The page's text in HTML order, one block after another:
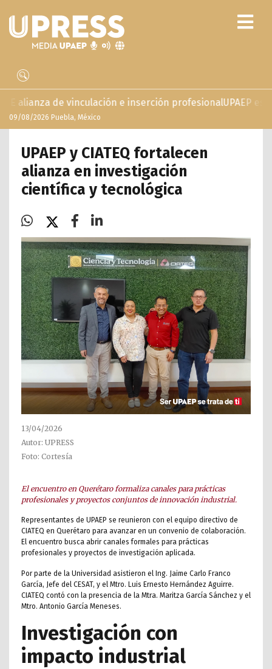
vinculación e inserción profesionalUPAEP estrena ‘Volar’,
09/08/2026 Puebla, México
UPAEP y CIATEQ fortalecen
alianza en investigación
científica y tecnológica
13/04/2026
Autor: UPRESS
Foto: Cortesía
El encuentro en Querétaro formaliza canales para prácticas
profesionales y proyectos conjuntos de innovación industrial.
Representantes de UPAEP se reunieron con el equipo directivo de
CIATEQ en Querétaro para avanzar en un convenio de colaboración.
El encuentro busca abrir canales formales para prácticas
profesionales y proyectos de investigación aplicada.
Por parte de la Universidad asistieron el Ing. Jaime Carlo Franco
García, Jefe del CESAT, y el Mtro. Luis Ernesto Hernández Aguirre.
CIATEQ contó con la presencia de la Mtra. Maritza García Sánchez y el
Mtro. Antonio García Meneses.
Investigación con
impacto industrial